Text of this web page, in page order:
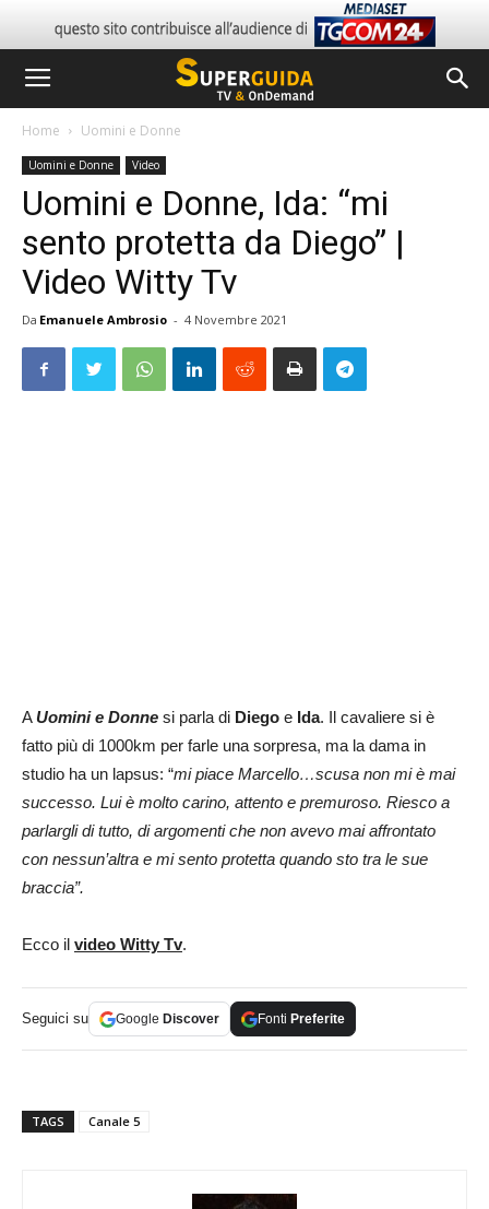
Home Uomini e Donne
Uomini e Donne Video
Uomini e Donne, Ida: “mi
sento protetta da Diego” |
Video Witty Tv
Da Emanuele Ambrosio - 4 Novembre 2021
AUomini e Donne si parla di Diego e Ida. Il cavaliere si è
fatto più di 1000km per farle una sorpresa, ma la dama in
studio ha un lapsus: “mi piace Marcello…scusa non mi è mai
successo. Lui è molto carino, attento e premuroso. Riesco a
parlargli di tutto, di argomenti che non avevo mai affrontato
con nessun’altra e mi sento protetta quando sto tra le sue
braccia”.
Ecco il video Witty Tv.
Seguici su Google Discover Fonti Preferite
TAGS Canale 5